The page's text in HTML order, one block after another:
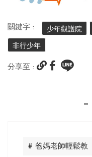
關鍵字 : 少年觀護院
非行少年
分享至 :
# 爸媽老師輕鬆教